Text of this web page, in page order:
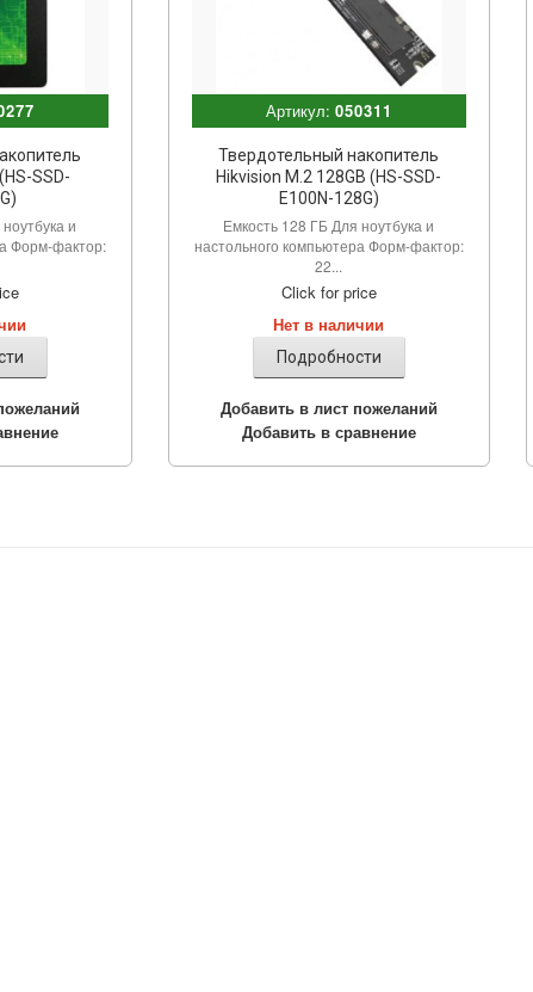
SSD-
и
Форм-фактор:
Артикул: 050311
Твердотельный накопитель
Hikvision M.2 128GB (HS-SSD-
E100N-128G)
Емкость 128 ГБ Для ноутбука и
настольного компьютера Форм-фактор:
22...
Click for price
Нет в наличии
Подробности
Добавить в лист пожеланий
Добавить в сравнение